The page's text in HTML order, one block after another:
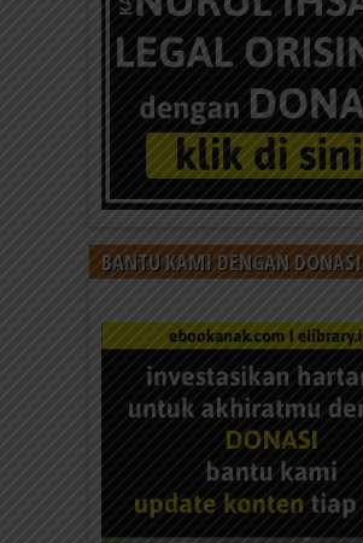
BANTU KAMI DENGAN DONASI